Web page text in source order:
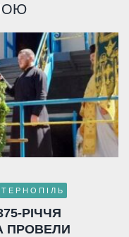
ТЕРНОПІЛЬ
РІЧЧЯ
ПРОВЕЛИ